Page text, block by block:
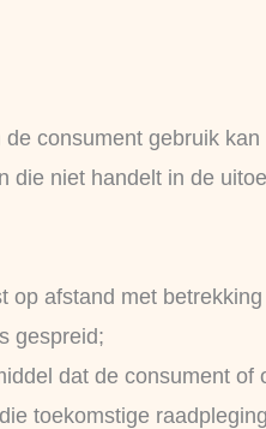
consument gebruik
die niet handelt in de
op afstand met
gespreid;
dat de consument
toekomstige